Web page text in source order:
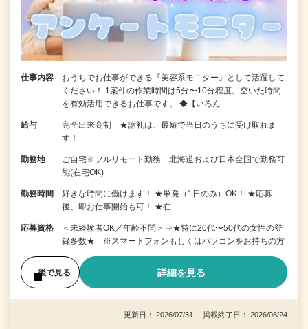
仕事内容
おうちでお仕事ができる『美容系モニター』として活躍して
ください！ 1案件の作業時間は5分〜10分程度。空いた時間
を有効活用できるお仕事です。 ◆【いろん…
給与
完全出来高制 ★謝礼は、最短で当日のうちに受け取れま
す！
勤務地
ご自宅※フルリモート勤務 北海道および日本全国で勤務可
能(在宅OK)
勤務時間
好きな時間に働けます！ ★単発（1日のみ）OK！ ★応募
後、即お仕事開始も可！ ★在…
応募資格
＜未経験者OK／年齢不問＞⇒★特に20代〜50代の女性の登
録多数★ ※スマートフォンもしくはパソコンをお持ちの方
後で見る 詳細を見る
更新日： 2026/07/31 掲載終了日： 2026/08/24